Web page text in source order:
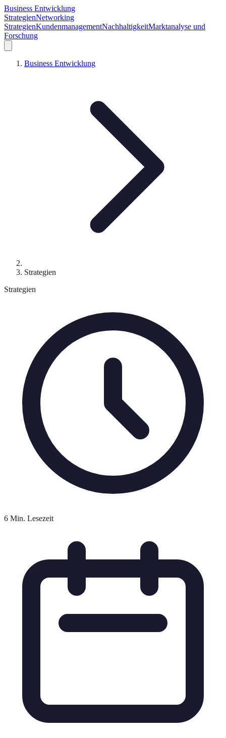
Business Entwicklung
StrategienNetworking
StrategienKundenmanagementNachhaltigkeitMarktanalyse und
Forschung
Business Entwicklung
Strategien
Strategien
6 Min. Lesezeit